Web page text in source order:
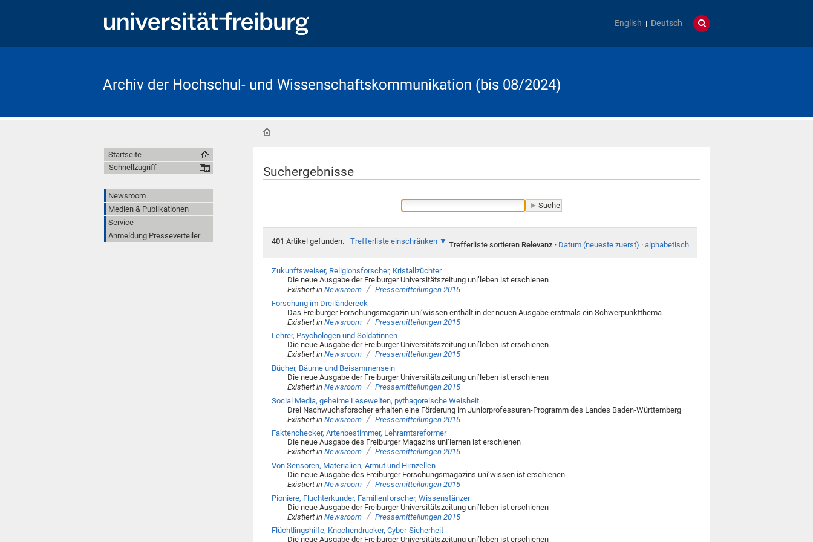
English Deutsch
Archiv der Hochschul- und Wissenschaftskommunikation (bis 08/2024)
Suchergebnisse
401 Artikel gefunden. Trefferliste einschränken Trefferliste sortieren Relevanz · Datum (neueste zuerst) · alphabetisch
Zukunftsweiser, Religionsforscher, Kristallzüchter
Die neue Ausgabe der Freiburger Universitätszeitung uni’leben ist erschienen
Existiert in Newsroom / Pressemitteilungen 2015
Forschung im Dreiländereck
Das Freiburger Forschungsmagazin uni’wissen enthält in der neuen Ausgabe erstmals ein Schwerpunktthema
Existiert in Newsroom / Pressemitteilungen 2015
Lehrer, Psychologen und Soldatinnen
Die neue Ausgabe der Freiburger Universitätszeitung uni’leben ist erschienen
Existiert in Newsroom / Pressemitteilungen 2015
Bücher, Bäume und Beisammensein
Die neue Ausgabe der Freiburger Universitätszeitung uni’leben ist erschienen
Existiert in Newsroom / Pressemitteilungen 2015
Social Media, geheime Lesewelten, pythagoreische Weisheit
Drei Nachwuchsforscher erhalten eine Förderung im Juniorprofessuren-Programm des Landes Baden-Württemberg
Existiert in Newsroom / Pressemitteilungen 2015
Faktenchecker, Artenbestimmer, Lehramtsreformer
Die neue Ausgabe des Freiburger Magazins uni’lernen ist erschienen
Existiert in Newsroom / Pressemitteilungen 2015
Von Sensoren, Materialien, Armut und Hirnzellen
Die neue Ausgabe des Freiburger Forschungsmagazins uni’wissen ist erschienen
Existiert in Newsroom / Pressemitteilungen 2015
Pioniere, Fluchterkunder, Familienforscher, Wissenstänzer
Die neue Ausgabe der Freiburger Universitätszeitung uni’leben ist erschienen
Existiert in Newsroom / Pressemitteilungen 2015
Flüchtlingshilfe, Knochendrucker, Cyber-Sicherheit
Die neue Ausgabe der Freiburger Universitätszeitung uni’leben ist erschienen
Startseite
Schnellzugriff
Newsroom
Medien & Publikationen
Service
Anmeldung Presseverteiler